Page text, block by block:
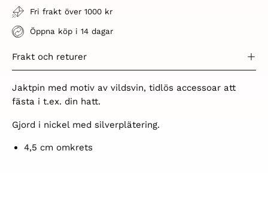
Fri frakt över 1000 kr
Öppna köp i 14 dagar
Frakt och returer
Jaktpin med motiv av vildsvin, tidlös accessoar att
fästa i t.ex. din hatt.
Gjord i nickel med silverplätering.
4,5 cm omkrets